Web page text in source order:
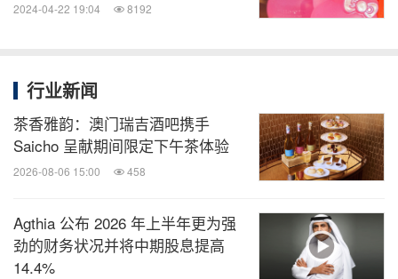
2024-04-22 19:04 8192
行业新闻
茶香雅韵：澳门瑞吉酒吧携手
Saicho 呈献期间限定下午茶体验
2026-08-06 15:00 458
Agthia 公布 2026 年上半年更为强
劲的财务状况并将中期股息提高
14.4%